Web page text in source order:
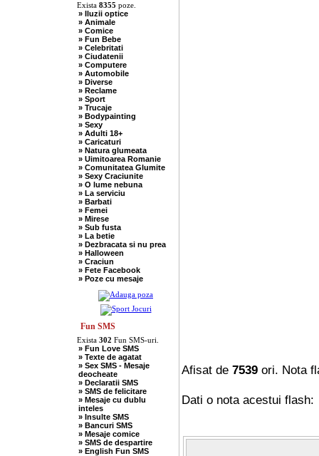
» Copii
» Craciun
» Cugetari
» Culmi
» Deocheate
» Diverse
» Doctori
» Elevi-Studenti
» Englezi
» Evrei
» Francezi
» Ingineri
» Ion si Maria
» Istorice
» Misogine
» Moldoveni
» Mosnegi
» Nebuni
» Negri
» Olteni
» Pescari
» Perle
» Politice
» Politisti
» Popi
» Radio Erevan
» Religioase
» Romani
» Sadice
» Secretare
» Sefi
» Scotieni
» Seci
» Soacre
» Sport
» Soferi
» Tarani
» Tigani
» Umor Negru
» Vanatori
Exista 8355 poze.
» Iluzii optice
» Animale
» Comice
» Fun Bebe
» Celebritati
» Ciudatenii
» Computere
» Automobile
» Diverse
» Reclame
» Sport
» Trucaje
» Bodypainting
» Sexy
» Adulti 18+
» Caricaturi
» Natura glumeata
» Uimitoarea Romanie
» Comunitatea Glumite
» Sexy Craciunite
» O lume nebuna
» La serviciu
» Barbati
» Femei
» Mirese
» Sub fusta
» La betie
» Dezbracata si nu prea
» Halloween
» Craciun
» Fete Facebook
» Poze cu mesaje
Fun SMS
Exista 302 Fun SMS-uri.
» Fun Love SMS
» Texte de agatat
» Sex SMS - Mesaje
deocheate
» Declaratii SMS
» SMS de felicitare
» Mesaje cu dublu
inteles
» Insulte SMS
» Bancuri SMS
» Mesaje comice
» SMS de despartire
» English Fun SMS
Afisat de 7539ori. Nota
Dati o nota acestui flash: